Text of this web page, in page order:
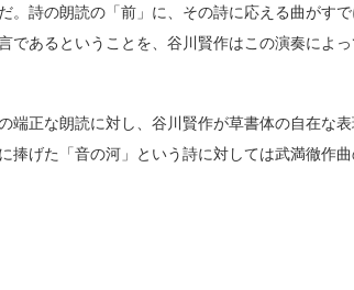
。詩の朗読の「前」に、その詩に応える曲がす
であるということを、谷川賢作はこの演奏によ
端正な朗読に対し、谷川賢作が草書体の自在な
捧げた「音の河」という詩に対しては武満徹作曲